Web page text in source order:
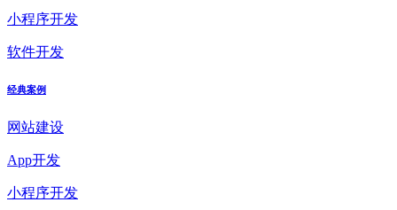
小程序开发
软件开发
经典案例
网站建设
App开发
小程序开发